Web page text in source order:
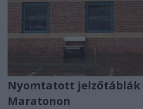
Nyomtatott jelzőtáblák
Maratonon